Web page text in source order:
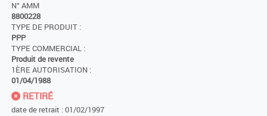
N° AMM
8800228
TYPE DE PRODUIT :
PPP
TYPE COMMERCIAL :
Produit de revente
1ÈRE AUTORISATION :
01/04/1988
RETIRÉ
date de retrait : 01/02/1997